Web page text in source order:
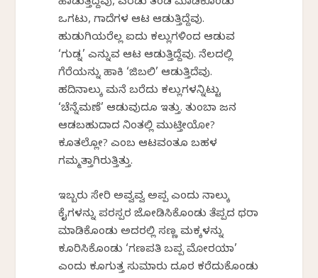
ಹಾಡುತ್ತಿದ್ದೆವು, ಎರಡು ತಂಡ ಮಾಡಿಕೊಂಡು
ಒಗಟು, ಗಾದೆಗಳ ಆಟ ಆಡುತ್ತಿದ್ದೆವು.
ಹುಡುಗಿಯರೆಲ್ಲ ಐದು ಕಲ್ಲುಗಳಿಂದ ಆಡುವ
‘ಗುಡ್ನ’ ಎನ್ನುವ ಆಟ ಆಡುತ್ತಿದ್ದೆವು. ನೆಲದಲ್ಲಿ
ಗೆರೆಯನ್ನು ಹಾಕಿ ‘ಜಿಬಲಿ’ ಆಡುತ್ತಿದೆವು.
ಹದಿನಾಲ್ಕು ಮನೆ ಬರೆದು ಕಲ್ಲುಗಳನ್ನಿಟ್ಟು
‘ಚೆನ್ನೆಮಣೆ’ ಆಡುವುದೂ ಇತ್ತು. ತುಂಬಾ ಜನ
ಆಡಬಹುದಾದ ನಿಂತಲ್ಲಿ ಮುಟ್ತೀಯೋ?
ಕೂತಲ್ಲೋ? ಎಂಬ ಆಟವಂತೂ ಬಹಳ
ಗಮ್ಮತ್ತಾಗಿರುತ್ತಿತ್ತು.
ಇಬ್ಬರು ಸೇರಿ ಅವ್ವವ್ವ ಅಪ್ಪ ಎಂದು ನಾಲ್ಕು
ಕೈಗಳನ್ನು ಪರಸ್ಪರ ಜೋಡಿಸಿಕೊಂಡು ತೆಪ್ಪದ ಥರಾ
ಮಾಡಿಕೊಂಡು ಅದರಲ್ಲಿ ಸಣ್ಣ ಮಕ್ಕಳನ್ನು
ಕೂರಿಸಿಕೊಂಡು ‘ಗಣಪತಿ ಬಪ್ಪ ಮೋರಯಾ’
ಎಂದು ಕೂಗುತ್ತ ಸುಮಾರು ದೂರ ಕರೆದುಕೊಂಡು